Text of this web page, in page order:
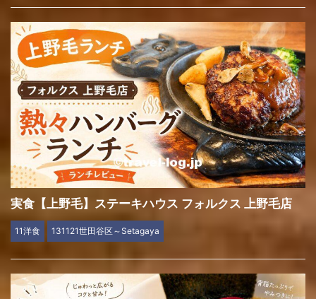
実食【上野毛】ステーキハウス フォルクス 上野毛店
11洋食 131121世田谷区～Setagaya